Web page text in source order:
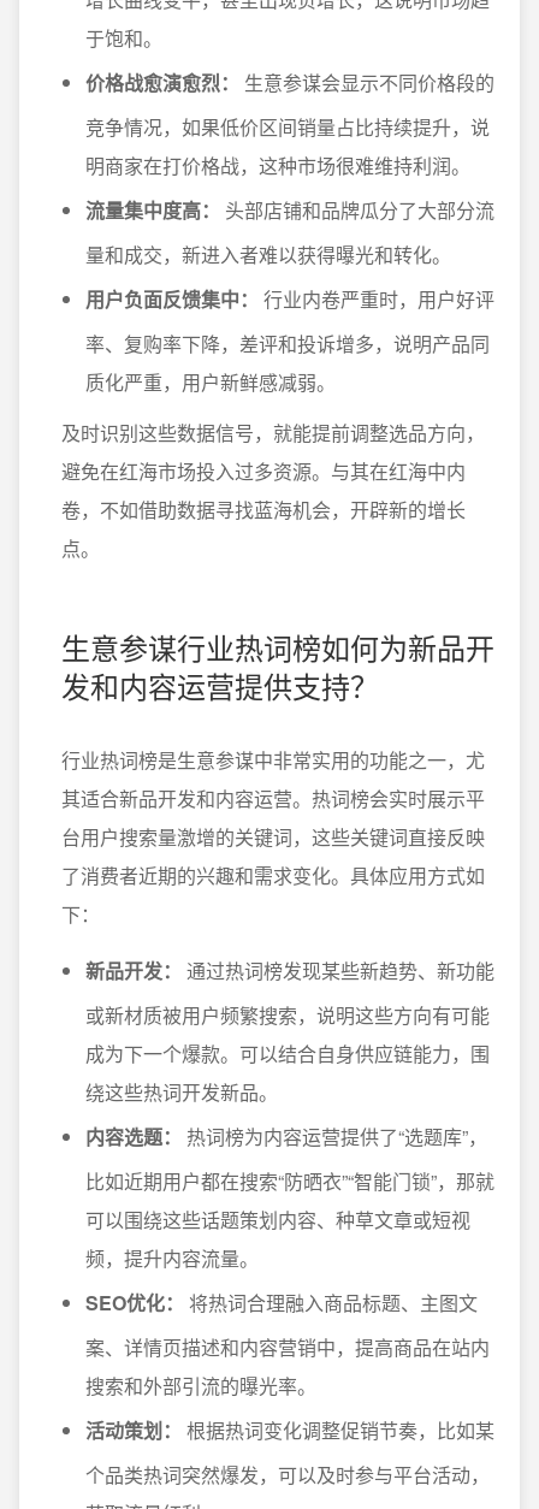
于饱和。
价格战愈演愈烈：
生意参谋会显示不同价格段的
竞争情况，如果低价区间销量占比持续提升，说
明商家在打价格战，这种市场很难维持利润。
流量集中度高：
头部店铺和品牌瓜分了大部分流
量和成交，新进入者难以获得曝光和转化。
用户负面反馈集中：
行业内卷严重时，用户好评
率、复购率下降，差评和投诉增多，说明产品同
质化严重，用户新鲜感减弱。
及时识别这些数据信号，就能提前调整选品方向，
避免在红海市场投入过多资源。与其在红海中内
卷，不如借助数据寻找蓝海机会，开辟新的增长
点。
生意参谋行业热词榜如何为新品开
发和内容运营提供支持？
行业热词榜是生意参谋中非常实用的功能之一，尤
其适合新品开发和内容运营。热词榜会实时展示平
台用户搜索量激增的关键词，这些关键词直接反映
了消费者近期的兴趣和需求变化。具体应用方式如
下：
新品开发：
通过热词榜发现某些新趋势、新功能
或新材质被用户频繁搜索，说明这些方向有可能
成为下一个爆款。可以结合自身供应链能力，围
绕这些热词开发新品。
内容选题：
热词榜为内容运营提供了“选题库”，
比如近期用户都在搜索“防晒衣”“智能门锁”，那就
可以围绕这些话题策划内容、种草文章或短视
频，提升内容流量。
SEO优化：
将热词合理融入商品标题、主图文
案、详情页描述和内容营销中，提高商品在站内
搜索和外部引流的曝光率。
活动策划：
根据热词变化调整促销节奏，比如某
个品类热词突然爆发，可以及时参与平台活动，